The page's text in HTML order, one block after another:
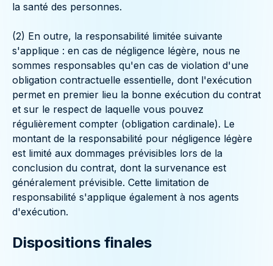
la santé des personnes.
(2) En outre, la responsabilité limitée suivante
s'applique : en cas de négligence légère, nous ne
sommes responsables qu'en cas de violation d'une
obligation contractuelle essentielle, dont l'exécution
permet en premier lieu la bonne exécution du contrat
et sur le respect de laquelle vous pouvez
régulièrement compter (obligation cardinale). Le
montant de la responsabilité pour négligence légère
est limité aux dommages prévisibles lors de la
conclusion du contrat, dont la survenance est
généralement prévisible. Cette limitation de
responsabilité s'applique également à nos agents
d'exécution.
Dispositions finales